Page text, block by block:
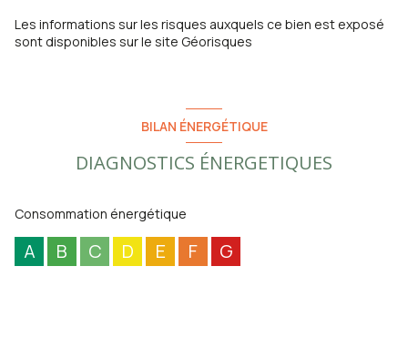
Les informations sur les risques auxquels ce bien est exposé
sont disponibles sur le site Géorisques
BILAN ÉNERGÉTIQUE
DIAGNOSTICS ÉNERGETIQUES
Consommation énergétique
A B C D E F G